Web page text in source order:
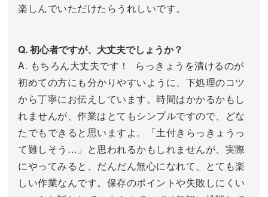
楽しんでいただけたらうれしいです。
Q. 初心者ですが、大丈夫でしょうか？
A. もちろん大丈夫です！ らっきょうを漬けるのが
初めての方にも分かりやすいように、下処理のコツ
から丁寧にお伝えしています。時間はかかるかもし
れませんが、作業はとてもシンプルですので、どな
たでもできると思いますよ。「土付きらっきょうっ
て難しそう…」と思われるかもしれませんが、実際
にやってみると、だんだん無心になれて、とても楽
しい作業なんです。保存のポイントや失敗しにくい